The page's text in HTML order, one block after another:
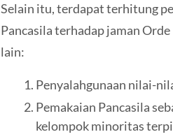
Selain itu, terdapat terhitung
Pancasila terhadap jaman
lain:
Penyalahgunaan nilai-
Pemakaian Pancasila
kelompok minoritas